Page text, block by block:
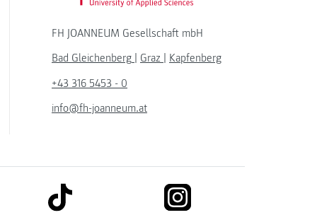
FH JOANNEUM Gesellschaft mbH
Bad Gleichenberg
Graz
Kapfenberg
+43 316 5453 - 0
info@fh-joanneum.at
link to tiktok link to instagram